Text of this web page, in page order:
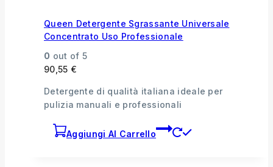
Queen Detergente Sgrassante Universale
Concentrato Uso Professionale
0 out of 5
90,55 €
Detergente di qualità italiana ideale per
pulizia manuali e professionali
Aggiungi Al Carrello